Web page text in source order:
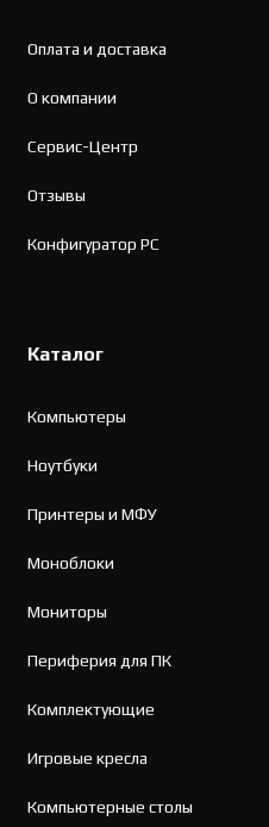
Оплата и доставка
О компании
Сервис-Центр
Отзывы
Конфигуратор PC
Каталог
Компьютеры
Ноутбуки
Принтеры и МФУ
Моноблоки
Мониторы
Периферия для ПК
Комплектующие
Игровые кресла
Компьютерные столы